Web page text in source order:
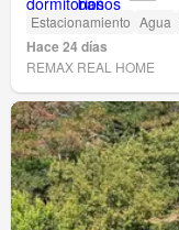
Estacionamiento Agua
Hace 24 días
REMAX REAL HOME